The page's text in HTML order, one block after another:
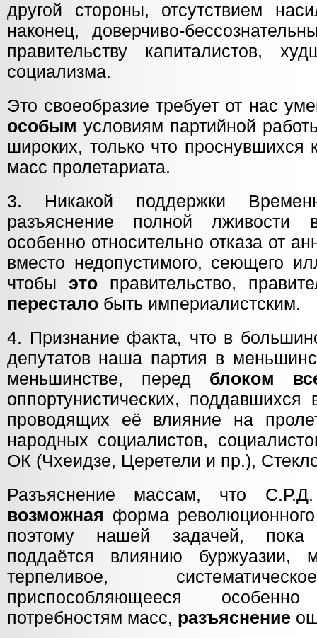
другой стороны, отсутствием
наконец, доверчиво-
правительству капиталистов,
социализма.
Это своеобразие требует от нас
особым условиям партийной
широких, только что проснувшихся
масс пролетариата.
3. Никакой поддержки
разъяснение полной лживости
особенно относительно отказа от
вместо недопустимого, сеющего
чтобы это правительство,
перестало быть империалистским.
4. Признание факта, что в
депутатов наша партия в
меньшинстве, перед блоком
оппортунистических,
проводящих её влияние на
народных социалистов,
ОК (Чхеидзе, Церетели и пр.),
Разъяснение массам, что
возможная форма
поэтому нашей задачей,
поддаётся влиянию буржуазии,
терпеливое,
приспособляющееся
потребностям масс, разъяснение